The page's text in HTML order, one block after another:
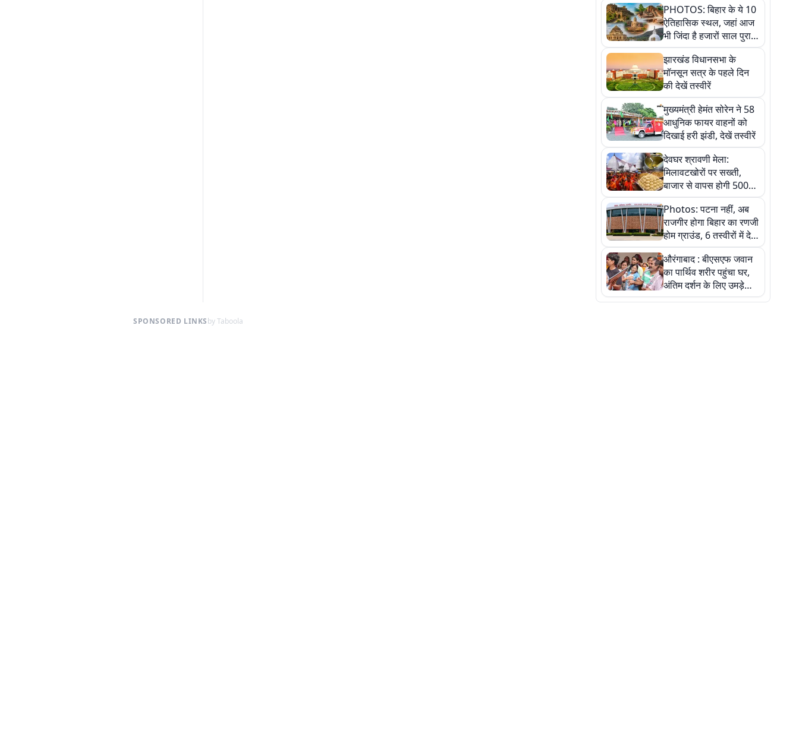
PHOTOS: बिहार के ये 10
ऐतिहासिक स्थल, जहां आज
भी जिंदा है हजारों साल पुराना
इतिहास, एक बार जरूर घूमिए
झारखंड विधानसभा के
मॉनसून सत्र के पहले दिन
की देखें तस्वीरें
मुख्यमंत्री हेमंत सोरेन ने 58
आधुनिक फायर वाहनों को
दिखाई हरी झंडी, देखें तस्वीरें
देवघर श्रावणी मेला:
मिलावटखोरों पर सख्ती,
बाजार से वापस होगी 500
किलो संदिग्ध खाद्य सामग्री,
देखें तस्वीरें
Photos: पटना नहीं, अब
राजगीर होगा बिहार का रणजी
होम ग्राउंड, 6 तस्वीरों में देखें
नए स्टेडियम की पूरी कहानी
औरंगाबाद : बीएसएफ जवान
का पार्थिव शरीर पहुंचा घर,
अंतिम दर्शन के लिए उमड़े
लोग
SPONSORED LINKSby Taboola